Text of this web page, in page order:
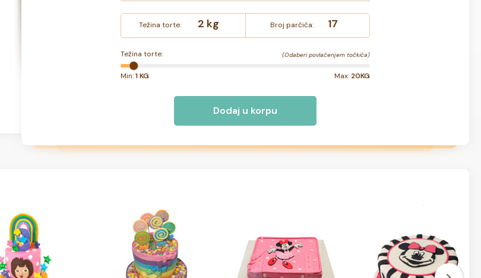
Težina torte: 2 kg Broj parčića: 17
Težina torte: (Odaberi povlačenjem točkića)
Min:1 KG Max: 20KG
Dodaj u korpu